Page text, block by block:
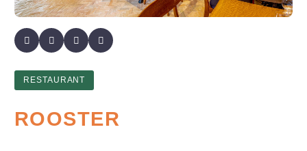
RESTAURANT
ROOSTER